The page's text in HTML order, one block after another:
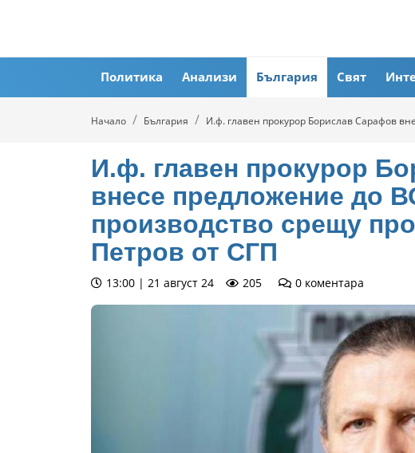
Политика Анализи България Свят
Начало България И.ф. главен прокурор Борислав Сарафов
И.ф. главен прокурор
внесе предложение до
производство срещу
Петров от СГП
13:00 | 21 август 24 205 0 коментара